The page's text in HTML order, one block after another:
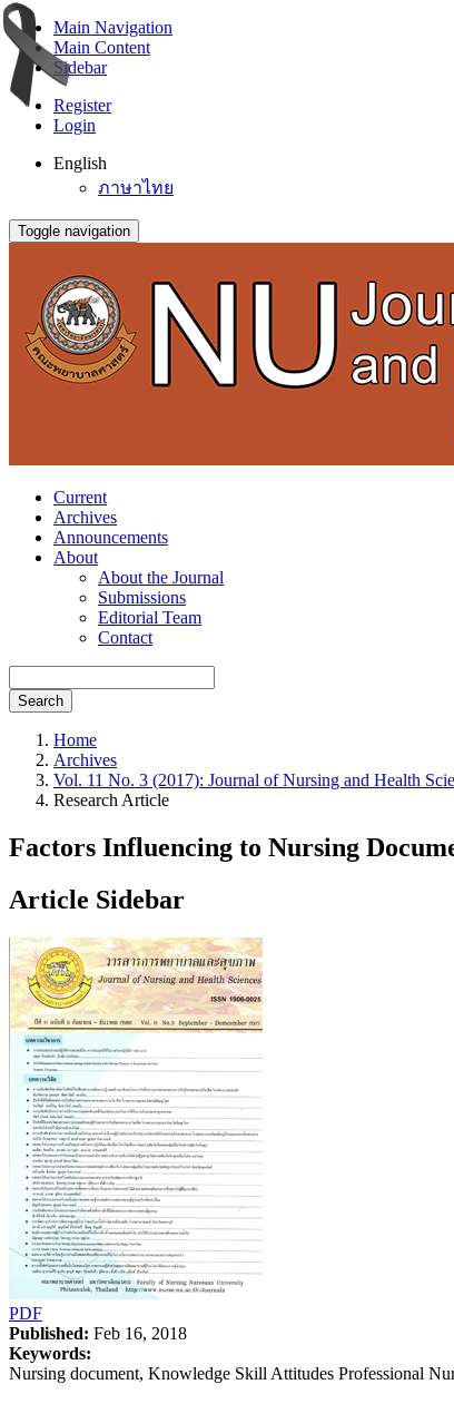
Main Navigation
Main Content
Sidebar
Register
Login
English
ภาษาไทย
Toggle navigation
Current
Archives
Announcements
About
About the Journal
Submissions
Editorial Team
Contact
Search
Home
Archives
Vol. 11 No. 3 (2017): Journal of Nursing and Health
Research Article
Factors Influencing to Nursing
Article Sidebar
PDF
Published: Feb 16, 2018
Keywords:
Nursing document, Knowledge Skill Attitudes Professional